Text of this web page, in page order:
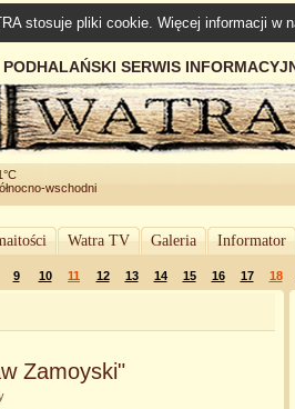
stosuje pliki cookie. Więcej informacji w
PODHALAŃSKI SERWIS
wschodni
Watra TV Galeria Informator
9 10 11 12 13 14 15 16 17 18
Zamoyski"